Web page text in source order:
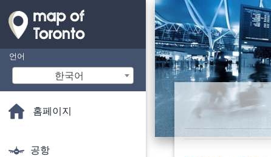
언어
한국어
홈페이지
공항